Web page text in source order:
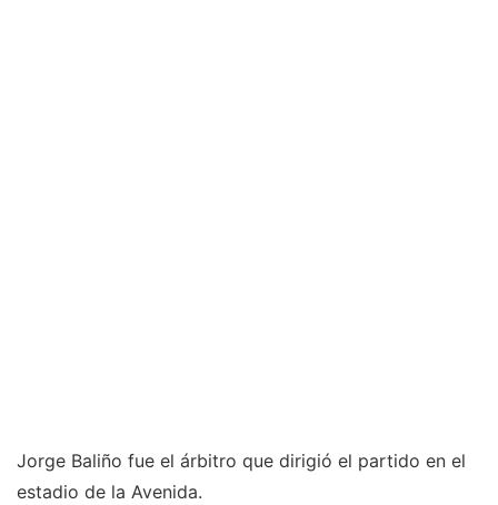
Jorge Baliño fue el árbitro que dirigió el partido en el
estadio de la Avenida.